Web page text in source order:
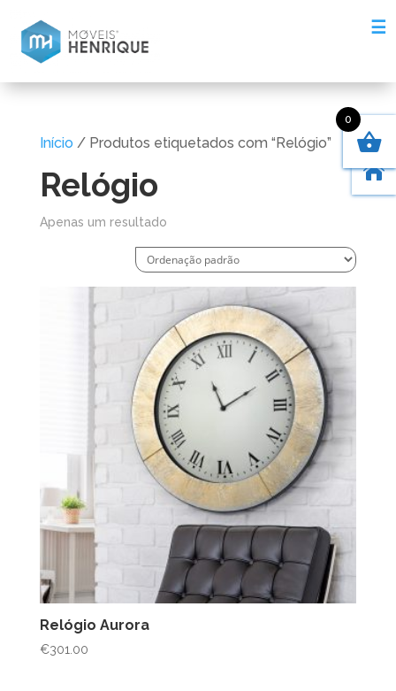
☰
Início / Produtos etiquetados com “Relógio”
Relógio
Apenas um resultado
Relógio Aurora
€301.00

0